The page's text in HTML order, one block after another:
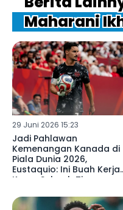
Maharani
29 Juni 2026 15:23
Jadi Pahlawan
Kemenangan Kanada di
Piala Dunia 2026,
Eustaquio: Ini Buah Kerja
Keras Seluruh Tim